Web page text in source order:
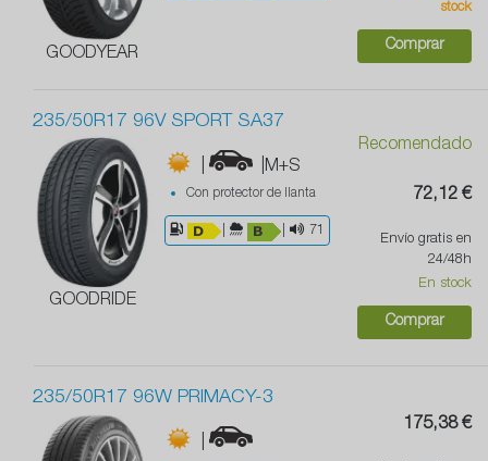
GOODYEAR
stock
Comprar
235/50R17 96V SPORT SA37
GOODRIDE
| |M+S
Con protector de llanta
71
Recomendado
72,12 €
Envío gratis en
24/48h
En stock
Comprar
235/50R17 96W PRIMACY-3
|
175,38 €